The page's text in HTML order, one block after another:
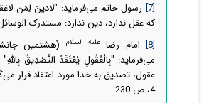
[7] رسول خاتم می‌فرماید: "َلادینَ لِمَن
كه عقل ندارد، دین ندارد: مستدرک الوسائل، ج 11،
[8] امام رضاعلیه السلام
(هشتمین
می‌فرماید: "بِالْعُقُولِ يُعْتَقَدُ التَّصْدِيقُ
عقول، تصدیق به خدا مورد اعتقاد قرار
4، ص 230.